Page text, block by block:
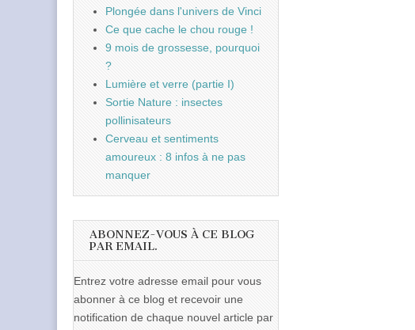
Plongée dans l'univers de Vinci
Ce que cache le chou rouge !
9 mois de grossesse, pourquoi
?
Lumière et verre (partie I)
Sortie Nature : insectes
pollinisateurs
Cerveau et sentiments
amoureux : 8 infos à ne pas
manquer
ABONNEZ-VOUS À CE BLOG
PAR EMAIL.
Entrez votre adresse email pour vous
abonner à ce blog et recevoir une
notification de chaque nouvel article par